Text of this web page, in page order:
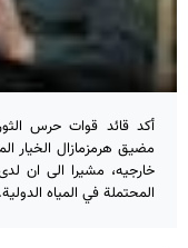
أكد قائد قوات حرس
مضيق هرمزمازال الخيار
خارجيه، مشيرا الى ان
المحتملة في المياه الدولية.